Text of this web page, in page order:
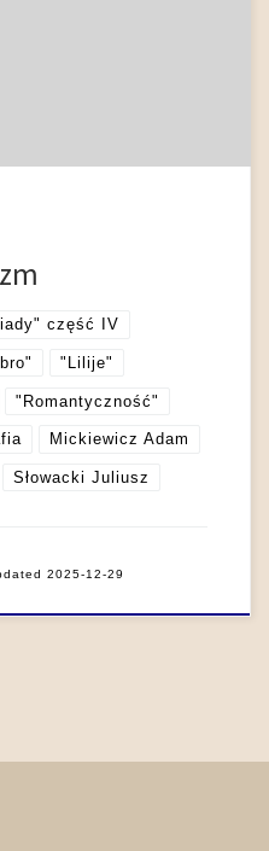
część IV
"Lilije"
"Romantyczność"
Mickiewicz Adam
Słowacki Juliusz
2025-12-29